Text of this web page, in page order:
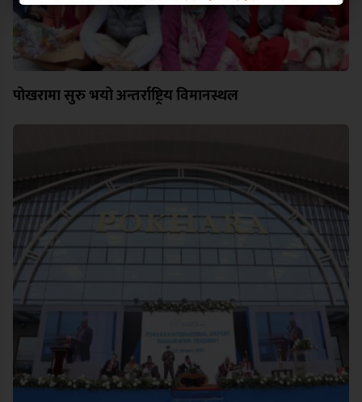
पोखरामा सुरु भयो अन्तर्राष्ट्रिय विमानस्थल